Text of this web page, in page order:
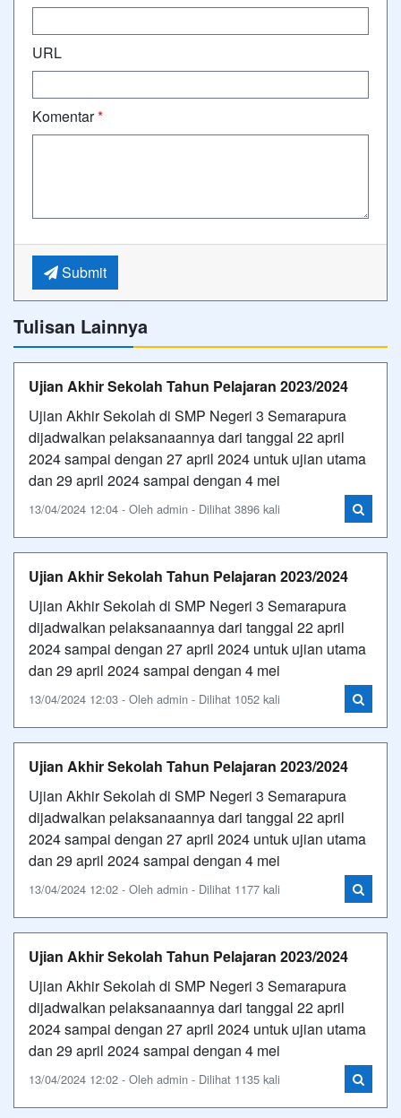
URL
Komentar*
Submit
Tulisan Lainnya
Ujian Akhir Sekolah Tahun Pelajaran 2023/2024
Ujian Akhir Sekolah di SMP Negeri 3 Semarapura
dijadwalkan pelaksanaannya dari tanggal 22 april
2024 sampai dengan 27 april 2024 untuk ujian utama
dan 29 april 2024 sampai dengan 4 mei
13/04/2024 12:04 - Oleh admin - Dilihat 3896 kali
Ujian Akhir Sekolah Tahun Pelajaran 2023/2024
Ujian Akhir Sekolah di SMP Negeri 3 Semarapura
dijadwalkan pelaksanaannya dari tanggal 22 april
2024 sampai dengan 27 april 2024 untuk ujian utama
dan 29 april 2024 sampai dengan 4 mei
13/04/2024 12:03 - Oleh admin - Dilihat 1052 kali
Ujian Akhir Sekolah Tahun Pelajaran 2023/2024
Ujian Akhir Sekolah di SMP Negeri 3 Semarapura
dijadwalkan pelaksanaannya dari tanggal 22 april
2024 sampai dengan 27 april 2024 untuk ujian utama
dan 29 april 2024 sampai dengan 4 mei
13/04/2024 12:02 - Oleh admin - Dilihat 1177 kali
Ujian Akhir Sekolah Tahun Pelajaran 2023/2024
Ujian Akhir Sekolah di SMP Negeri 3 Semarapura
dijadwalkan pelaksanaannya dari tanggal 22 april
2024 sampai dengan 27 april 2024 untuk ujian utama
dan 29 april 2024 sampai dengan 4 mei
13/04/2024 12:02 - Oleh admin - Dilihat 1135 kali